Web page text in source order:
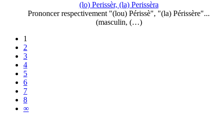
(lo) Perissèr, (la) Perissèra
Prononcer respectivement "(lou) Périssè", "(la) Périssère"...
(masculin, (…)
1
2
3
4
5
6
7
8
∞